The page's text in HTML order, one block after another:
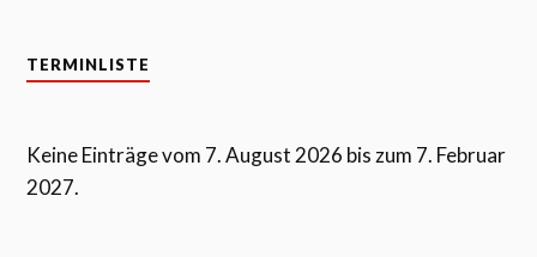
TERMINLISTE
Keine Einträge vom 7. August 2026 bis zum 7. Februar
2027.